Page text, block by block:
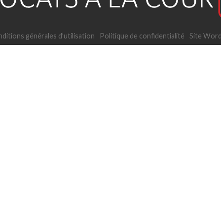
générales d’utilisation Politique de confidentialité Site